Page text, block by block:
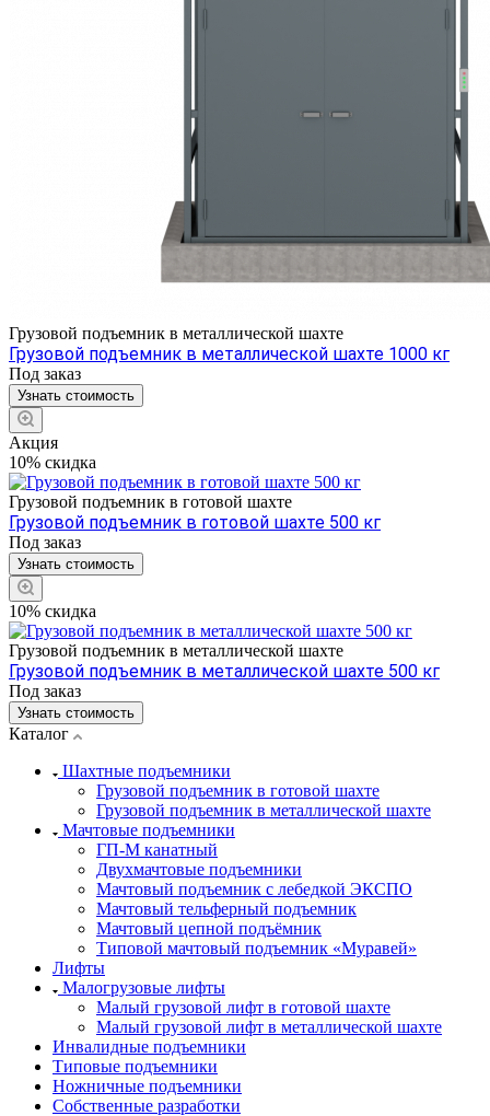
Грузовой подъемник в металлической шахте
Грузовой подъемник в металлической шахте 1000 кг
Под заказ
Узнать стоимость
Акция
10% скидка
Грузовой подъемник в готовой шахте
Грузовой подъемник в готовой шахте 500 кг
Под заказ
Узнать стоимость
10% скидка
Грузовой подъемник в металлической шахте
Грузовой подъемник в металлической шахте 500 кг
Под заказ
Узнать стоимость
Каталог
Шахтные подъемники
Грузовой подъемник в готовой шахте
Грузовой подъемник в металлической шахте
Мачтовые подъемники
ГП-М канатный
Двухмачтовые подъемники
Мачтовый подъемник с лебедкой ЭКСПО
Мачтовый тельферный подъемник
Мачтовый цепной подъёмник
Типовой мачтовый подъемник «Муравей»
Лифты
Малогрузовые лифты
Малый грузовой лифт в готовой шахте
Малый грузовой лифт в металлической шахте
Инвалидные подъемники
Типовые подъемники
Ножничные подъемники
Собственные разработки